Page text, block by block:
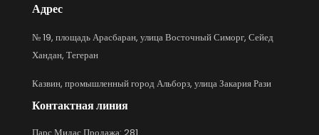
Адрес
№ 19, площадь Арасбаран, улица Восточный Симорг, Сейед
Хандан, Тегеран
Казвин, промышленный город Альборз, улица Закария Рази
Контактная линия
Парс Мидас Продажа: 281